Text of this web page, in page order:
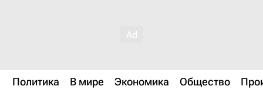
Политика В мире Экономика Общество